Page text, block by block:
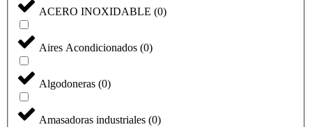
ACERO INOXIDABLE (0)
Aires Acondicionados (0)
Algodoneras (0)
Amasadoras industriales (0)